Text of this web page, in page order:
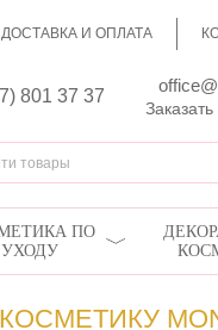
ДОСТАВКА И ОПЛАТА
801 37 37
ПО
УХОДУ